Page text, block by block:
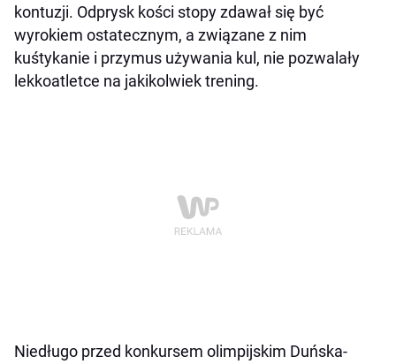
kontuzji. Odprysk kości stopy zdawał się być
wyrokiem ostatecznym, a związane z nim
kuśtykanie i przymus używania kul, nie pozwalały
lekkoatletce na jakikolwiek trening.
Niedługo przed konkursem olimpijskim Duńska-